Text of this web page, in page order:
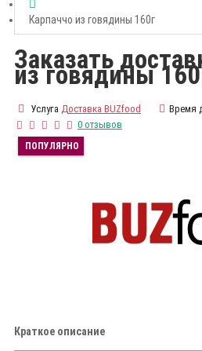
Карпаччо из говядины 160г
Заказать
из говядины
Услуга Доставка BUZfood Время
0 отзывов
ПОПУЛЯРНО
Краткое описание